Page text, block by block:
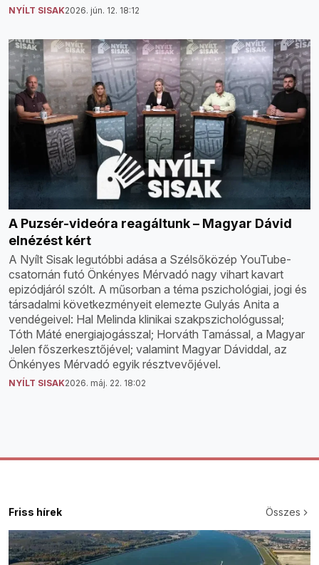
NYÍLT SISAK2026. jún. 12. 18:12
A Puzsér-videóra reagáltunk – Magyar Dávid
elnézést kért
A Nyílt Sisak legutóbbi adása a Szélsőközép YouTube-
csatornán futó Önkényes Mérvadó nagy vihart kavart
epizódjáról szólt. A műsorban a téma pszichológiai, jogi és
társadalmi következményeit elemezte Gulyás Anita a
vendégeivel: Hal Melinda klinikai szakpszichológussal;
Tóth Máté energiajogásszal; Horváth Tamással, a Magyar
Jelen főszerkesztőjével; valamint Magyar Dáviddal, az
Önkényes Mérvadó egyik résztvevőjével.
NYÍLT SISAK2026. máj. 22. 18:02
Friss hírek Összes